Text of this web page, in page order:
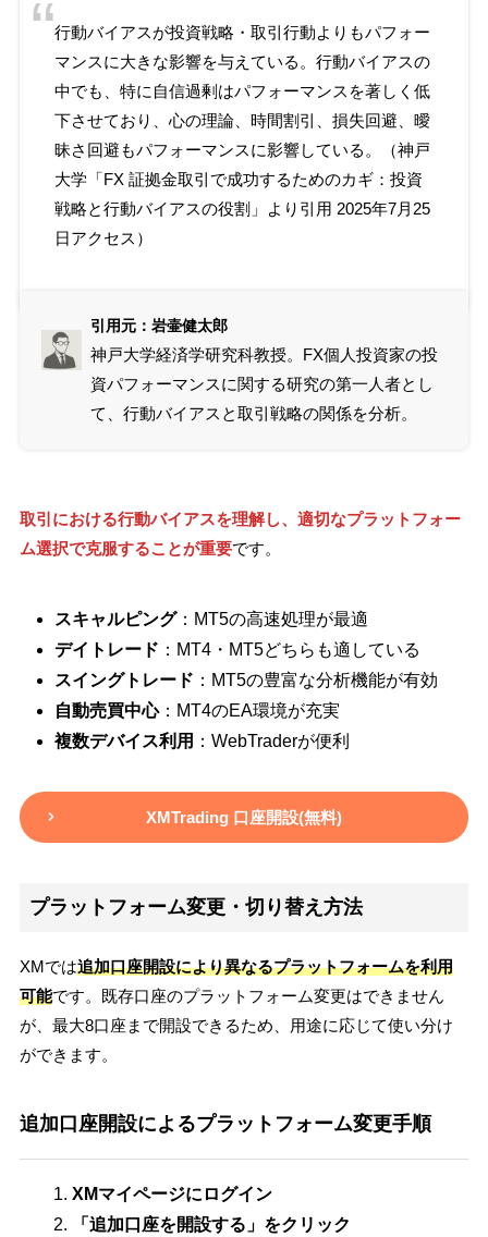
行動バイアスが投資戦略・取引行動よりもパフォー
マンスに大きな影響を与えている。行動バイアスの
中でも、特に自信過剰はパフォーマンスを著しく低
下させており、心の理論、時間割引、損失回避、曖
昧さ回避もパフォーマンスに影響している。（神戸
大学「FX 証拠金取引で成功するためのカギ：投資
戦略と行動バイアスの役割 」より引用 2025年7月25
日アクセス）
引用元：岩壷健太郎
神戸大学経済学研究科教授。FX個人投資家の投
資パフォーマンスに関する研究の第一人者とし
て、行動バイアスと取引戦略の関係を分析。
取引における行動バイアスを理解し、適切なプラットフォー
ム選択で克服することが重要です。
スキャルピング：MT5の高速処理が最適
デイトレード ：MT4・MT5どちらも適している
スイングトレード ：MT5の豊富な分析機能が有効
自動売買中心：MT4のEA環境が充実
複数デバイス利用 ：WebTraderが便利
XMTrading 口座開設(無料)
プラットフォーム変更・切り替え方法
XMでは追加口座開設により異なるプラットフォームを利用
可能です。既存口座のプラットフォーム変更はできません
が、最大8口座まで開設できるため、用途に応じて使い分け
ができます。
追加口座開設によるプラットフォーム変更手順
XMマイページにログイン
「追加口座を開設する」をクリック